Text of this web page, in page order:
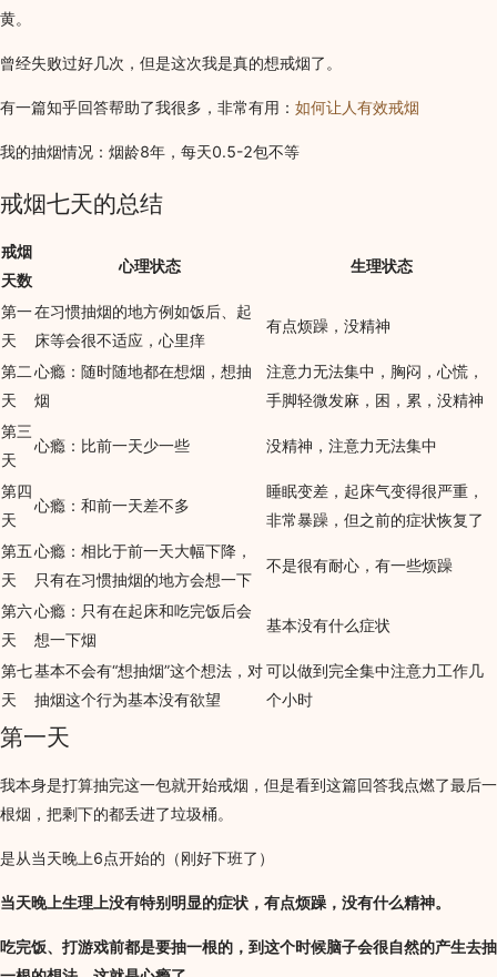
黄。
曾经失败过好几次，但是这次我是真的想戒烟了。
有一篇知乎回答帮助了我很多，非常有用： 如何让人有效戒烟
我的抽烟情况：烟龄8年，每天0.5-2包不等
戒烟七天的总结
戒烟
天数
心理状态 生理状态
第一
天
在习惯抽烟的地方例如饭后、起
床等会很不适应，心里痒
有点烦躁，没精神
第二
天
心瘾：随时随地都在想烟，想抽
烟
注意力无法集中，胸闷，心慌，
手脚轻微发麻，困，累，没精神
第三
天
心瘾：比前一天少一些 没精神，注意力无法集中
第四
天
心瘾：和前一天差不多
睡眠变差，起床气变得很严重，
非常暴躁，但之前的症状恢复了
第五
天
心瘾：相比于前一天大幅下降，
只有在习惯抽烟的地方会想一下
不是很有耐心，有一些烦躁
第六
天
心瘾：只有在起床和吃完饭后会
想一下烟
基本没有什么症状
第七
天
基本不会有“想抽烟”这个想法，对
抽烟这个行为基本没有欲望
可以做到完全集中注意力工作几
个小时
第一天
我本身是打算抽完这一包就开始戒烟，但是看到这篇回答我点燃了最后一
根烟，把剩下的都丢进了垃圾桶。
是从当天晚上6点开始的（刚好下班了）
当天晚上生理上没有特别明显的症状，有点烦躁，没有什么精神。
吃完饭、打游戏前都是要抽一根的，到这个时候脑子会很自然的产生去抽